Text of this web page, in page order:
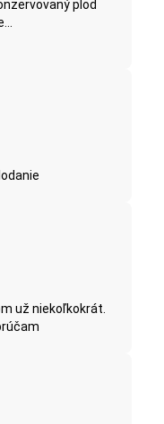
plod
už niekoľkokrát.